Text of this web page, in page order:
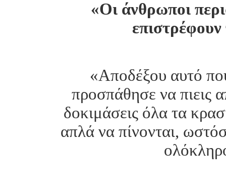
«Οι άνθρωποι
«Αποδέξου αυτό
προσπάθησε να πιεις
δοκιμάσεις όλα τα
απλά να πίνονται,